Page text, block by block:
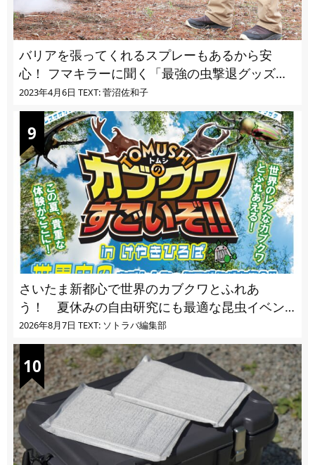
バリアを張ってくれるスプレーもあるから安
心！ フマキラーに聞く「最強の虫撃退グッズ
vol.4」【キャンプサイトで使う虫よけ】
2023年4月6日 TEXT: 菅沼佐和子
さいたま新都心で世界のカブクワとふれあ
う！ 夏休みの自由研究にも最適な昆虫イベン
ト
2026年8月7日 TEXT: ソトラバ編集部